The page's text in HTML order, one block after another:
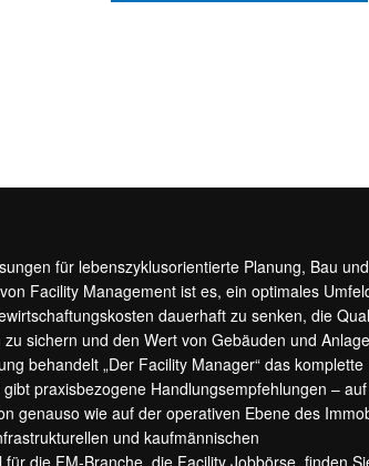
für lebenszyklusorientierte Planung, Bau und
Facility Management ist es, ein optimales
dauerhaft zu senken, die
sichern und den Wert von Gebäuden und
behandelt „Der Facility Manager“ das komplette
praxisbezogene Handlungsempfehlungen –
genauso wie auf der operativen Ebene des
und kaufmännischen